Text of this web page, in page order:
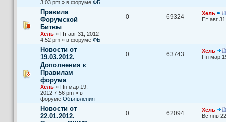
3:03 pm » в форуме ФБ
Правила
Форумской
Битвы
Хель » Пт авг 31, 2012
4:52 pm » в форуме ФБ
0 69324
Хель
Пт авг
Новости от
19.03.2012.
Дополнения к
Правилам
форума
Хель » Пн мар 19,
2012 7:56 pm » в
форуме Объявления
0 63743
Хель
Пн мар
Новости от
22.01.2012.
0 62094
Хель
Вс янв